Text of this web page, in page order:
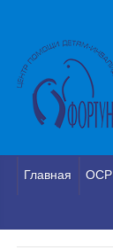
Главная ОСР